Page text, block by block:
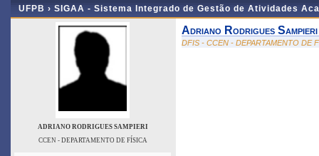
UFPB › SIGAA - Sistema Integrado de Gestão de Atividades
ADRIANO RODRIGUES SAMPIERI
CCEN - DEPARTAMENTO DE FÍSICA
Adriano Rodrigues Sampieri
DFIS - CCEN - DEPARTAMENTO DE